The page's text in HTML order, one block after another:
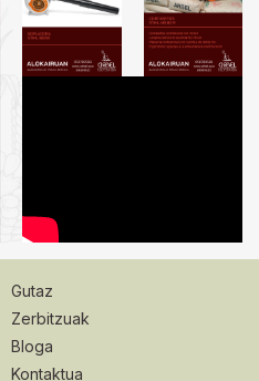
Gutaz
Zerbitzuak
Bloga
Kontaktua